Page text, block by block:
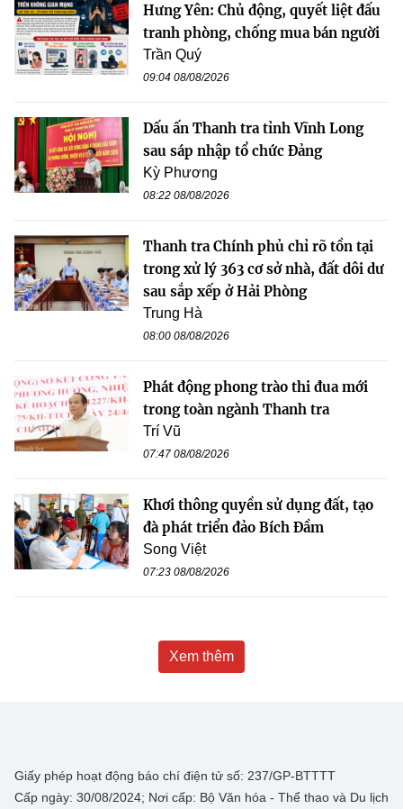
Hưng Yên: Chủ động, quyết liệt đấu
tranh phòng, chống mua bán người
Trần Quý
09:04 08/08/2026
Dấu ấn Thanh tra tỉnh Vĩnh Long
sau sáp nhập tổ chức Đảng
Kỳ Phương
08:22 08/08/2026
Thanh tra Chính phủ chỉ rõ tồn tại
trong xử lý 363 cơ sở nhà, đất dôi dư
sau sắp xếp ở Hải Phòng
Trung Hà
08:00 08/08/2026
Phát động phong trào thi đua mới
trong toàn ngành Thanh tra
Trí Vũ
07:47 08/08/2026
Khơi thông quyền sử dụng đất, tạo
đà phát triển đảo Bích Đầm
Song Việt
07:23 08/08/2026
Xem thêm
Giấy phép hoạt động báo chí điện tử số: 237/GP-BTTTT
Cấp ngày: 30/08/2024; Nơi cấp: Bộ Văn hóa - Thể thao và Du lịch